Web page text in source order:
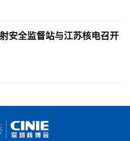
安全监督站与江苏核电召开